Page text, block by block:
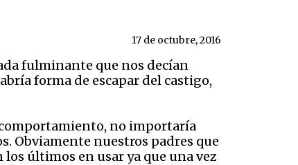
17 de octubre, 2016
fulminante que nos decían
forma de escapar del castigo,
no importaría
Obviamente nuestros padres que
últimos en usar ya que una vez